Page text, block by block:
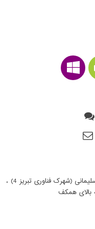
دفتر مرکزی : تبریز - شهرک صنعتی سردار قاسم سلیمانی (شهرک فناوری تبریز 4) ،